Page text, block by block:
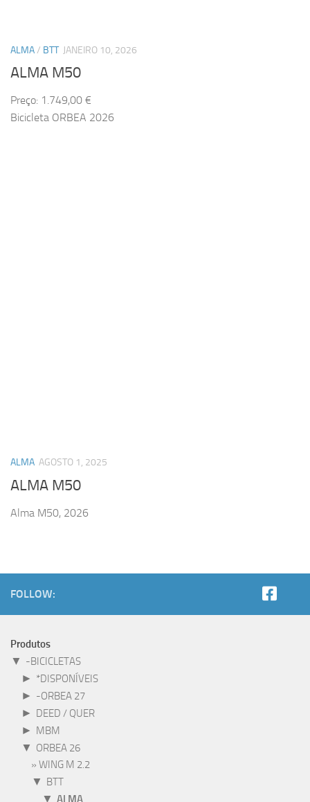
ALMA/ BTT JANEIRO 10, 2026
ALMA M50
Preço: 1.749,00 €
Bicicleta ORBEA 2026
ALMA AGOSTO 1, 2025
ALMA M50
Alma M50, 2026
FOLLOW:
Produtos
▼ -BICICLETAS
► *DISPONÍVEIS
► -ORBEA 27
► DEED / QUER
► MBM
▼ ORBEA 26
WING M 2.2
▼ BTT
▼ ALMA